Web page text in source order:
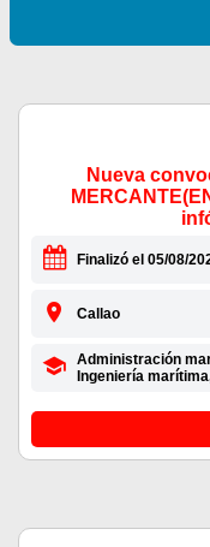
Nueva
Finalizó el 05/08/
Callao
Administración
Ingeniería